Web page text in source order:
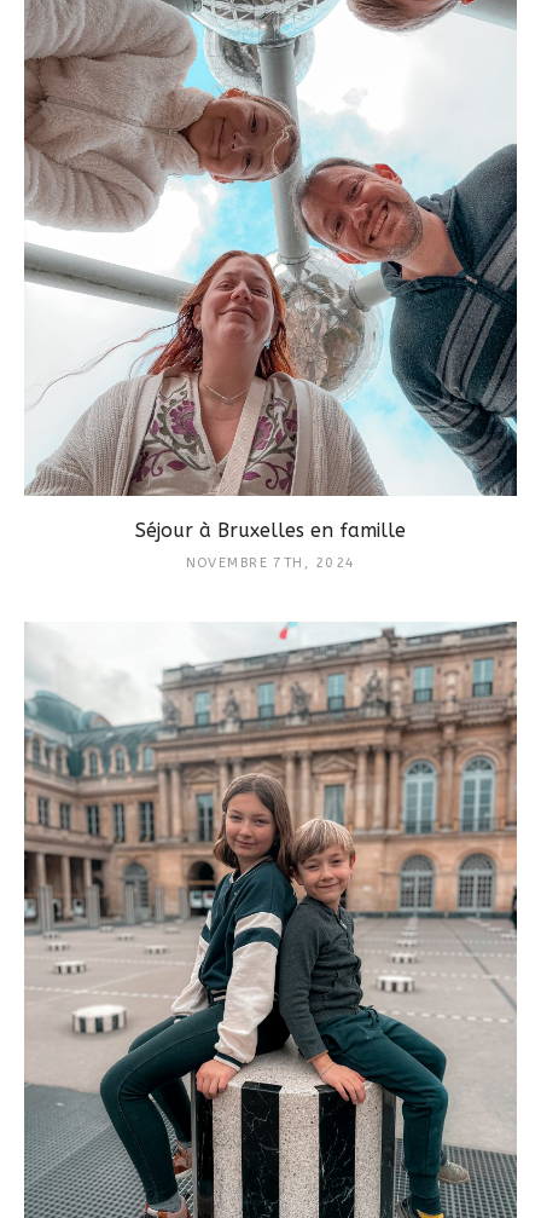
Séjour à Bruxelles en famille
NOVEMBRE 7TH, 2024